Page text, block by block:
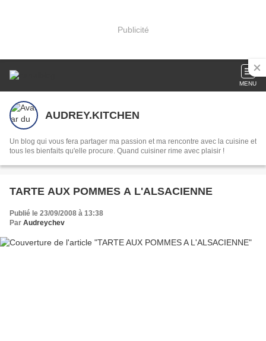
Publicité
MENU
AUDREY.KITCHEN
Un blog qui vous fera partager ma passion et ma rencontre avec la cuisine et
tous les bienfaits qu'elle procure. Quand cuisiner rime avec plaisir !
TARTE AUX POMMES A L'ALSACIENNE
Publié le 23/09/2008 à 13:38
Par Audreychev